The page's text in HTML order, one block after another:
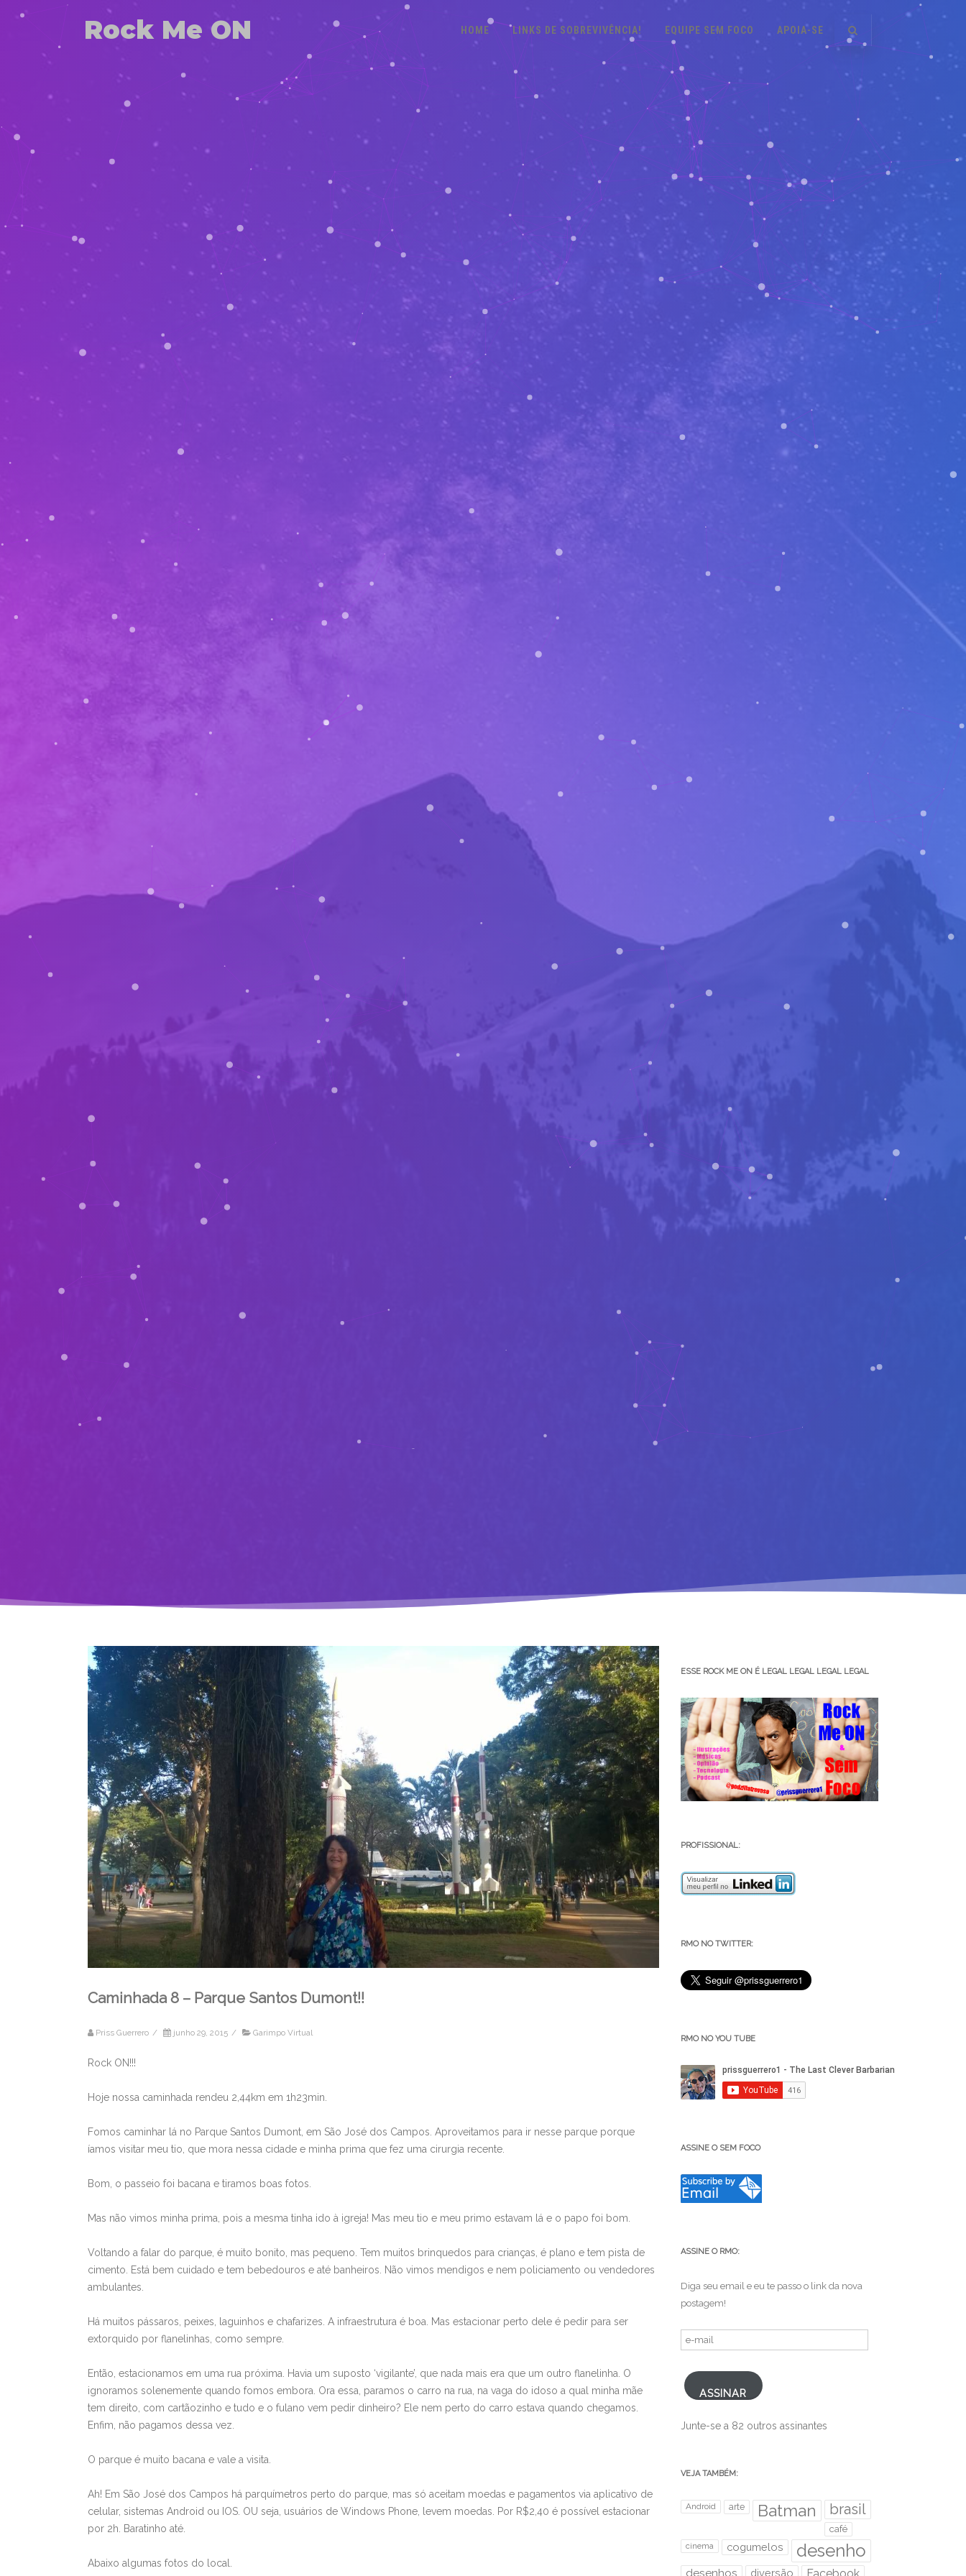
Rock Me ON HOME LINKS DE SOBREVIVÊNCIA! EQUIPE SEM FOCO APOIA-SE
Caminhada 8 – Parque Santos Dumont!!
Priss Guerrero / junho 29, 2015 / Garimpo Virtual
Rock ON!!!
Hoje nossa caminhada rendeu 2,44km em 1h23min.
Fomos caminhar lá no Parque Santos Dumont, em São José dos Campos. Aproveitamos para ir nesse parque porque
íamos visitar meu tio, que mora nessa cidade e minha prima que fez uma cirurgia recente.
Bom, o passeio foi bacana e tiramos boas fotos.
Mas não vimos minha prima, pois a mesma tinha ido à igreja! Mas meu tio e meu primo estavam lá e o papo foi bom.
Voltando a falar do parque, é muito bonito, mas pequeno. Tem muitos brinquedos para crianças, é plano e tem pista de
cimento. Está bem cuidado e tem bebedouros e até banheiros. Não vimos mendigos e nem policiamento ou vendedores
ambulantes.
Há muitos pássaros, peixes, laguinhos e chafarizes. A infraestrutura é boa. Mas estacionar perto dele é pedir para ser
extorquido por flanelinhas, como sempre.
Então, estacionamos em uma rua próxima. Havia um suposto ‘vigilante’, que nada mais era que um outro flanelinha. O
ignoramos solenemente quando fomos embora. Ora essa, paramos o carro na rua, na vaga do idoso a qual minha mãe
tem direito, com cartãozinho e tudo e o fulano vem pedir dinheiro? Ele nem perto do carro estava quando chegamos.
Enfim, não pagamos dessa vez.
O parque é muito bacana e vale a visita.
Ah! Em São José dos Campos há parquímetros perto do parque, mas só aceitam moedas e pagamentos via aplicativo de
celular, sistemas Android ou IOS. OU seja, usuários de Windows Phone, levem moedas. Por R$2,40 é possível estacionar
por 2h. Baratinho até.
Abaixo algumas fotos do local.
ESSE ROCK ME ON É LEGAL LEGAL LEGAL LEGAL
PROFISSIONAL:
RMO NO TWITTER:
RMO NO YOU TUBE
ASSINE O SEM FOCO
ASSINE O RMO:
Diga seu email e eu te passo o link da nova
postagem!
e-
mail
ASSINAR
Junte-se a 82 outros assinantes
VEJA TAMBÉM:
Android arte Batman brasil
café
cinema cogumelos desenho
desenhos diversão Facebook